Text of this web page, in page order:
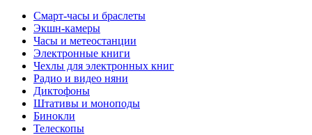
Смарт-часы и браслеты
Экшн-камеры
Часы и метеостанции
Электронные книги
Чехлы для электронных книг
Радио и видео няни
Диктофоны
Штативы и моноподы
Бинокли
Телескопы